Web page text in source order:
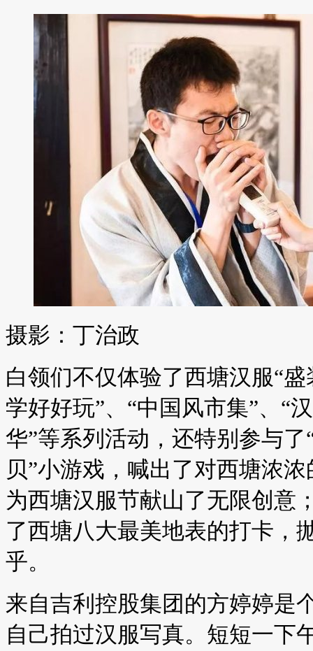
摄影：丁治政
白领们不仅体验了西塘汉服“
学好好玩”、“中国风市集”、“
华”等系列活动，还特别参与
贝”小游戏，喊出了对西塘浓
为西塘汉服节献山了无限创意
了西塘八大最美地表的打卡，
乎。
来自吉利控股集团的方婷婷是
自己拍过汉服写真。短短一下